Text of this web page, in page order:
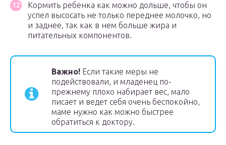
Кормить ребенка как можно дольше, чтобы он
успел высосать не только переднее молочко, но
и заднее, так как в нем больше жира и
питательных компонентов.
Важно! Если такие меры не
подействовали, и младенец по-
прежнему плохо набирает вес, мало
писает и ведет себя очень беспокойно,
маме нужно как можно быстрее
обратиться к доктору.